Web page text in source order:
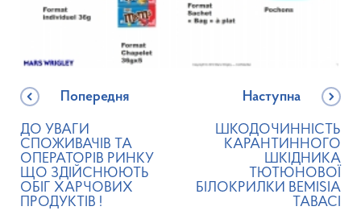
Попередня
ДО УВАГИ
СПОЖИВАЧІВ ТА
ОПЕРАТОРІВ РИНКУ
ЩО ЗДІЙСНЮЮТЬ
ОБІГ ХАРЧОВИХ
ПРОДУКТІВ !
Наступна
ШКОДОЧИННІСТЬ
КАРАНТИННОГО
ШКІДНИКА
ТЮТЮНОВОЇ
БІЛОКРИЛКИ BEMISIA
TABACI